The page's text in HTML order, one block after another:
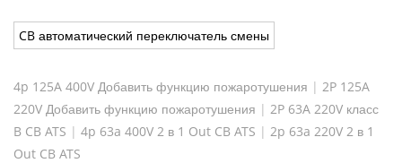
CB автоматический переключатель смены
4p 125A 400V Добавить функцию пожаротушения | 2P 125A
220V Добавить функцию пожаротушения | 2P 63A 220V класс
B CB ATS | 4p 63a 400V 2 в 1 Out CB ATS | 2p 63a 220V 2 в 1
Out CB ATS